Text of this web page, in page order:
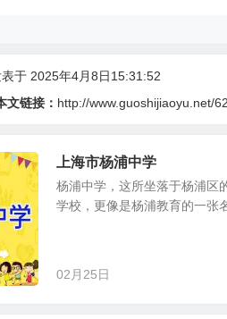
于 2025年4月8日15:31:52
文链接： http://www.guoshijiaoyu.net/
上海市杨浦中学
杨浦中学，这所坐落于杨浦区
学校，更像是杨浦教育的一张
02月25日